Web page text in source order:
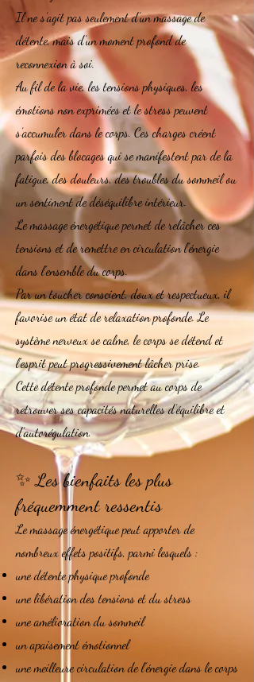
Il ne s’agit pas seulement d’un massage de
détente, mais d’un moment profond de
reconnexion à soi.
Au fil de la vie, les tensions physiques, les
émotions non exprimées et le stress peuvent
s’accumuler dans le corps. Ces charges créent
parfois des blocages qui se manifestent par de la
fatigue, des douleurs, des troubles du sommeil ou
un sentiment de déséquilibre intérieur.
Le massage énergétique permet de relâcher ces
tensions et de remettre en circulation l’énergie
dans l’ensemble du corps.
Par un toucher conscient, doux et respectueux, il
favorise un état de relaxation profonde. Le
système nerveux se calme, le corps se détend et
l’esprit peut progressivement lâcher prise.
Cette détente profonde permet au corps de
retrouver ses capacités naturelles d’équilibre et
d’autorégulation.
✨ Les bienfaits les plus
fréquemment ressentis
Le massage énergétique peut apporter de
nombreux effets positifs, parmi lesquels :
une détente physique profonde
une libération des tensions et du stress
une amélioration du sommeil
un apaisement émotionnel
une meilleure circulation de l’énergie dans le corps